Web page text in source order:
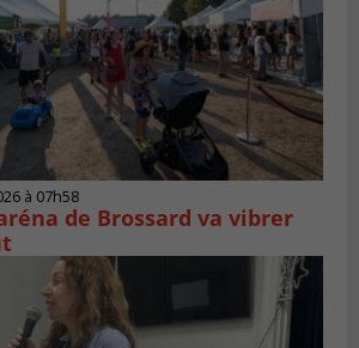
à 07h58
de Brossard va vibrer